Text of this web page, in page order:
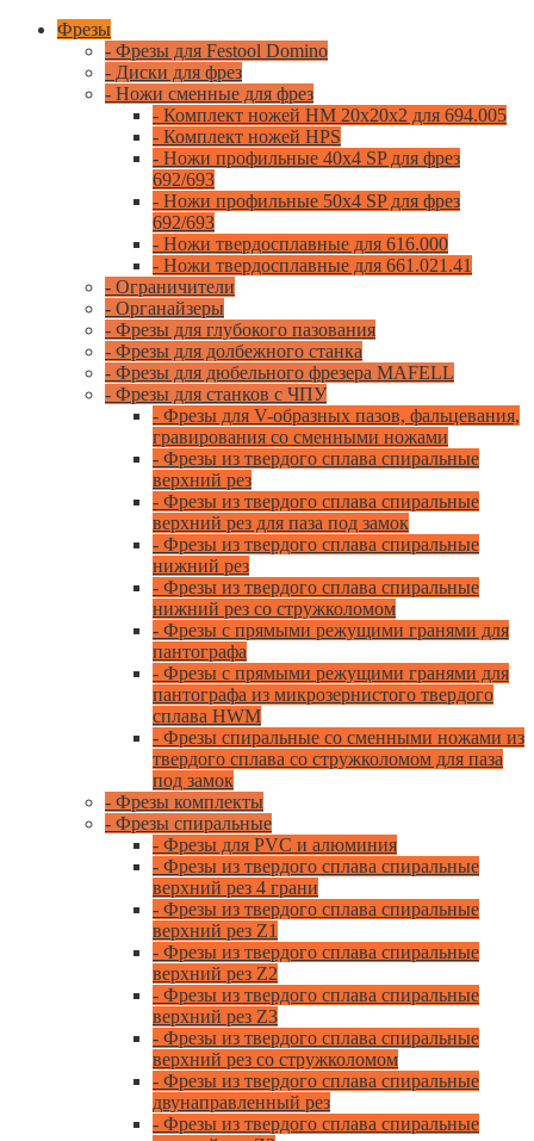
Фрезы
- Фрезы для Festool Domino
- Диски для фрез
- Ножи сменные для фрез
- Комплект ножей HM 20x20x2 для 694.005
- Комплект ножей HPS
- Ножи профильные 40x4 SP для фрез
692/693
- Ножи профильные 50x4 SP для фрез
692/693
- Ножи твердосплавные для 616.000
- Ножи твердосплавные для 661.021.41
- Ограничители
- Органайзеры
- Фрезы для глубокого пазования
- Фрезы для долбежного станка
- Фрезы для дюбельного фрезера MAFELL
- Фрезы для станков с ЧПУ
- Фрезы для V-образных пазов, фальцевания,
гравирования со сменными ножами
- Фрезы из твердого сплава спиральные
верхний рез
- Фрезы из твердого сплава спиральные
верхний рез для паза под замок
- Фрезы из твердого сплава спиральные
нижний рез
- Фрезы из твердого сплава спиральные
нижний рез со стружколомом
- Фрезы с прямыми режущими гранями для
пантографа
- Фрезы с прямыми режущими гранями для
пантографа из микрозернистого твердого
сплава HWM
- Фрезы спиральные со сменными ножами из
твердого сплава со стружколомом для паза
под замок
- Фрезы комплекты
- Фрезы спиральные
- Фрезы для PVC и алюминия
- Фрезы из твердого сплава спиральные
верхний рез 4 грани
- Фрезы из твердого сплава спиральные
верхний рез Z1
- Фрезы из твердого сплава спиральные
верхний рез Z2
- Фрезы из твердого сплава спиральные
верхний рез Z3
- Фрезы из твердого сплава спиральные
верхний рез со стружколомом
- Фрезы из твердого сплава спиральные
двунаправленный рез
- Фрезы из твердого сплава спиральные